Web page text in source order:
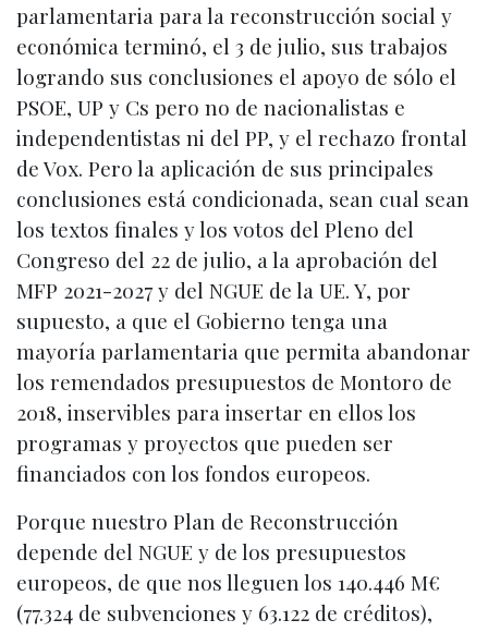
parlamentaria para la reconstrucción social y
económica terminó, el 3 de julio, sus trabajos
logrando sus conclusiones el apoyo de sólo el
PSOE, UP y Cs pero no de nacionalistas e
independentistas ni del PP, y el rechazo frontal
de Vox. Pero la aplicación de sus principales
conclusiones está condicionada, sean cual sean
los textos finales y los votos del Pleno del
Congreso del 22 de julio, a la aprobación del
MFP 2021-2027 y del NGUE de la UE. Y, por
supuesto, a que el Gobierno tenga una
mayoría parlamentaria que permita abandonar
los remendados presupuestos de Montoro de
2018, inservibles para insertar en ellos los
programas y proyectos que pueden ser
financiados con los fondos europeos.
Porque nuestro Plan de Reconstrucción
depende del NGUE y de los presupuestos
europeos, de que nos lleguen los 140.446 M€
(77.324 de subvenciones y 63.122 de créditos),